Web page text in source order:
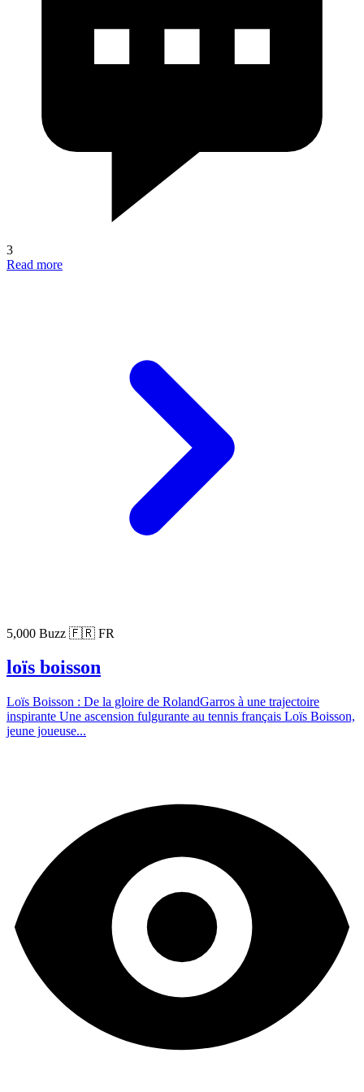
3
Read more
5,000 Buzz 🇫🇷 FR
loïs boisson
Loïs Boisson : De la gloire de RolandGarros à une trajectoire
inspirante Une ascension fulgurante au tennis français Loïs Boisson,
jeune joueuse...